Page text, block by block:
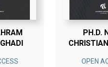
PH.D.
OPEN